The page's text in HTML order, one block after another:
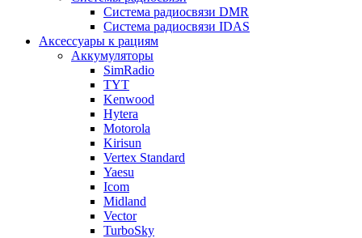
Система радиосвязи DMR
Система радиосвязи IDAS
Аксессуары к рациям
Аккумуляторы
SimRadio
TYT
Kenwood
Hytera
Motorola
Kirisun
Vertex Standard
Yaesu
Icom
Midland
Vector
TurboSky